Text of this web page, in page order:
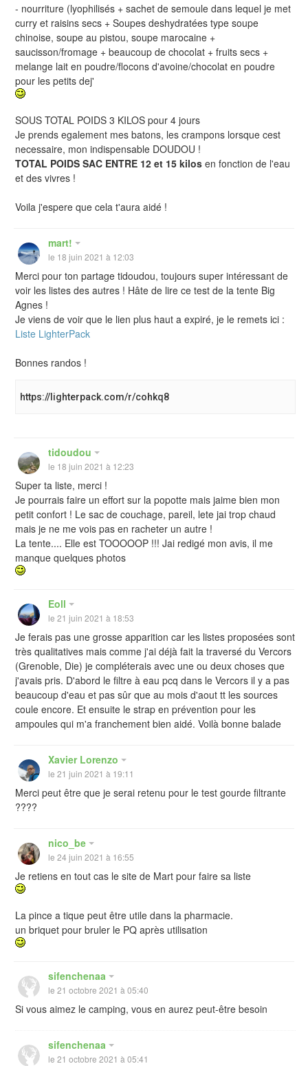
- nourriture (lyophilisés + sachet de semoule dans lequel je met
curry et raisins secs + Soupes deshydratées type soupe
chinoise, soupe au pistou, soupe marocaine +
saucisson/fromage + beaucoup de chocolat + fruits secs +
melange lait en poudre/flocons d'avoine/chocolat en poudre
pour les petits dej'
SOUS TOTAL POIDS 3 KILOS pour 4 jours
Je prends egalement mes batons, les crampons lorsque cest
necessaire, mon indispensable DOUDOU !
TOTAL POIDS SAC ENTRE 12 et 15 kilosen fonction de l'eau
et des vivres !
Voila j'espere que cela t'aura aidé !
mart!
le 18 juin 2021 à 12:03
Merci pour ton partage tidoudou, toujours super intéressant de
voir les listes des autres ! Hâte de lire ce test de la tente Big
Agnes !
Je viens de voir que le lien plus haut a expiré, je le remets ici :
Liste LighterPack
Bonnes randos !
https://lighterpack.com/r/cohkq8
tidoudou
le 18 juin 2021 à 12:23
Super ta liste, merci !
Je pourrais faire un effort sur la popotte mais jaime bien mon
petit confort ! Le sac de couchage, pareil, lete jai trop chaud
mais je ne me vois pas en racheter un autre !
La tente.... Elle est TOOOOOP !!! Jai redigé mon avis, il me
manque quelques photos
Eoll
le 21 juin 2021 à 18:53
Je ferais pas une grosse apparition car les listes proposées sont
très qualitatives mais comme j'ai déjà fait la traversé du Vercors
(Grenoble, Die) je compléterais avec une ou deux choses que
j'avais pris. D'abord le filtre à eau pcq dans le Vercors il y a pas
beaucoup d'eau et pas sûr que au mois d'aout tt les sources
coule encore. Et ensuite le strap en prévention pour les
ampoules qui m'a franchement bien aidé. Voilà bonne balade
Xavier Lorenzo
le 21 juin 2021 à 19:11
Merci peut être que je serai retenu pour le test gourde filtrante
????
nico_be
le 24 juin 2021 à 16:55
Je retiens en tout cas le site de Mart pour faire sa liste
La pince a tique peut être utile dans la pharmacie.
un briquet pour bruler le PQ après utilisation
sifenchenaa
le 21 octobre 2021 à 05:40
Si vous aimez le camping, vous en aurez peut-être besoin
sifenchenaa
le 21 octobre 2021 à 05:41